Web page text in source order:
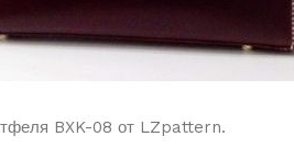
BXK-08 от LZpattern.